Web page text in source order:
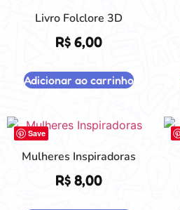
Livro Folclore 3D
R$6,00
Adicionar ao carrinho
Save
Mulheres Inspiradoras
R$8,00